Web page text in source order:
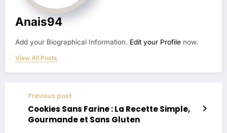
Anais94
Add your Biographical Information. Edit your Profile now.
View All Posts
Previous post
Cookies Sans Farine : La Recette Simple,
Gourmande et Sans Gluten